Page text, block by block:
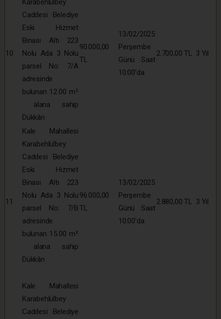
10
Karabehlülbey
Caddesi Belediye
Eski Hizmet
Binası Altı 223
Nolu Ada 3 Nolu
parsel No: 7/A
adresinde
bulunan 12.00 m²
alana sahip
Dükkân
90.000,00
TL
13/02/2025
Perşembe
Günü Saat
10:00’da
2.700,00 TL 3 Yıl
11
Kale Mahallesi
Karabehlülbey
Caddesi Belediye
Eski Hizmet
Binası Altı 223
Nolu Ada 3 Nolu
parsel No: 7/B
adresinde
bulunan 15.00 m²
alana sahip
Dükkân
96.000,00
TL
13/02/2025
Perşembe
Günü Saat
10:00’da
2.880,00 TL 3 Yıl
Kale Mahallesi
Karabehlülbey
Caddesi Belediye